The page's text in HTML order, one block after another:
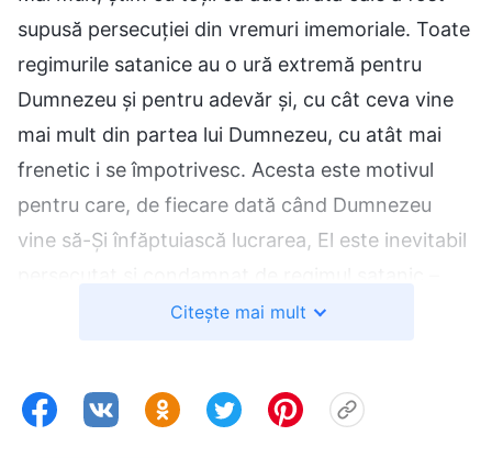
supusă persecuției din vremuri imemoriale. Toate
regimurile satanice au o ură extremă pentru
Dumnezeu și pentru adevăr și, cu cât ceva vine
mai mult din partea lui Dumnezeu, cu atât mai
frenetic i se împotrivesc. Acesta este motivul
pentru care, de fiecare dată când Dumnezeu
vine să-Și înfăptuiască lucrarea, El este inevitabil
acesta este un fapt de netăgăduit. Când Domnul
fariseii de credință evreiască au complotat cu
Citește mai mult